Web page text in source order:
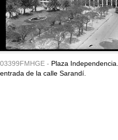
03399FMHGE - Plaza
entrada de la calle Sarandí.